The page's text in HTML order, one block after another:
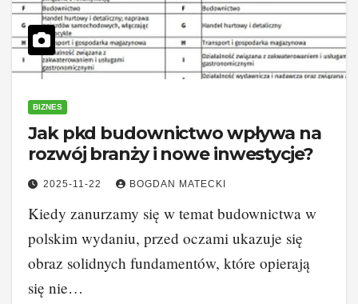
BIZNES
Jak pkd budownictwo wpływa na
rozwój branży i nowe inwestycje?
2025-11-22 BOGDAN MATECKI
Kiedy zanurzamy się w temat budownictwa w
polskim wydaniu, przed oczami ukazuje się
obraz solidnych fundamentów, które opierają
się nie…